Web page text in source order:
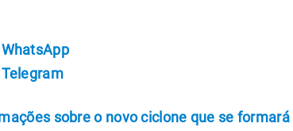
sobre o novo ciclone que se formará